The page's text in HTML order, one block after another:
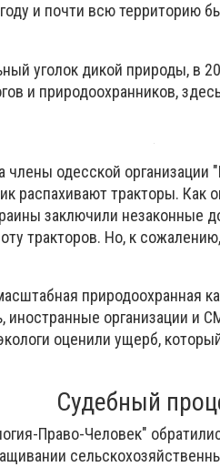
и почти всю территорию
уголок дикой природы, в
и природоохранников,
члены одесской
распахивают тракторы. Как
заключили незаконные
тракторов. Но, к
природоохранная
иностранные организации и
оценили ущерб,
Судебный
Право-Человек"